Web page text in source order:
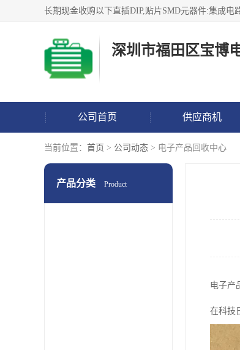
深圳市福田区宝博
公司首页 供应商机
当前位置： 首页 > 公司动态 > 电子产品回收中心
产品分类 Product
电子产
在科技